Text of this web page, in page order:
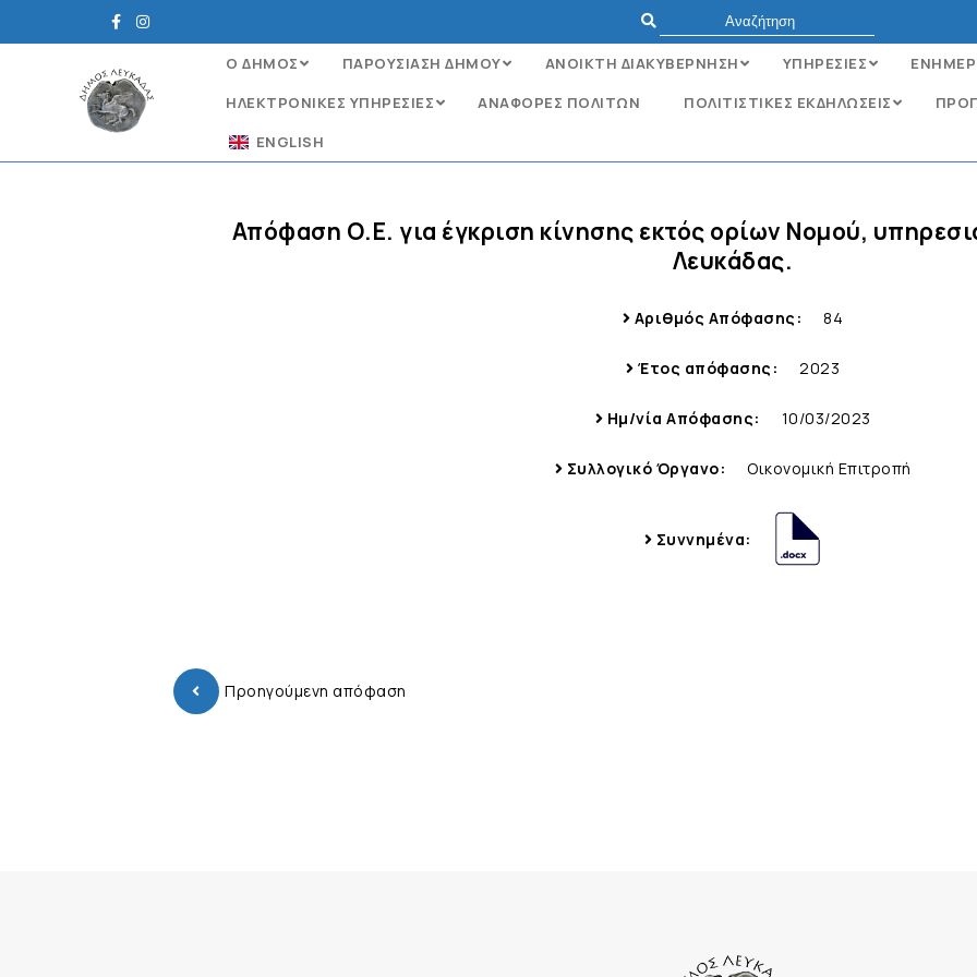
Ο ΔΗΜΟΣ ΠΑΡΟΥΣΙΑΣΗ ΔΗΜΟΥ ΑΝΟΙΚΤΗ ΔΙΑΚΥΒΕΡΝΗΣΗ ΥΠΗΡΕΣΙΕΣ
ΗΛΕΚΤΡΟΝΙΚΈΣ ΥΠΗΡΕΣΊΕΣ
ΑΝΑΦΟΡΈΣ ΠΟΛΙΤΏΝ ΠΟΛΙΤΙΣΤΙΚΕΣ ΕΚΔΗΛΩΣΕΙΣ
ENGLISH
Απόφαση Ο.Ε. για έγκριση κίνησης εκτός ορίων Νομού,
Λευκάδας.
Αριθμός Απόφασης: 84
Έτος απόφασης: 2023
Ημ/νία Απόφασης: 10/03/2023
Συλλογικό Όργανο: Οικονομική Επιτροπή
Συννημένα:
Προηγούμενη απόφαση